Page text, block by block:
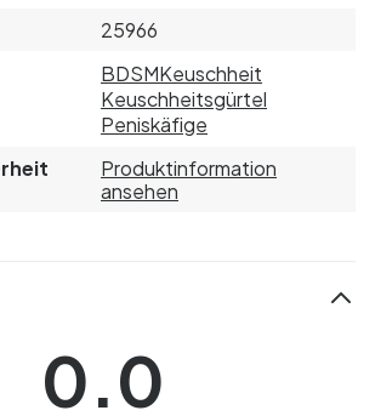
25966
BDSMKeuschheit
Keuschheitsgürtel
Peniskäfige
Produktinformation
ansehen
0.0